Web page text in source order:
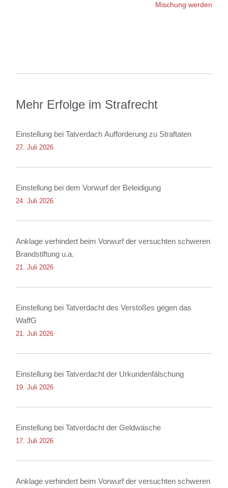
Mischung werden
Mehr Erfolge im Strafrecht
Einstellung bei Tatverdach Aufforderung zu Straftaten
27. Juli 2026
Einstellung bei dem Vorwurf der Beleidigung
24. Juli 2026
Anklage verhindert beim Vorwurf der versuchten schweren
Brandstiftung u.a.
21. Juli 2026
Einstellung bei Tatverdacht des Verstoßes gegen das
WaffG
21. Juli 2026
Einstellung bei Tatverdacht der Urkundenfälschung
19. Juli 2026
Einstellung bei Tatverdacht der Geldwäsche
17. Juli 2026
Anklage verhindert beim Vorwurf der versuchten schweren